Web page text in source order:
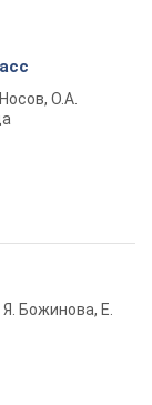
О.А.
Я. Божинова, Е.